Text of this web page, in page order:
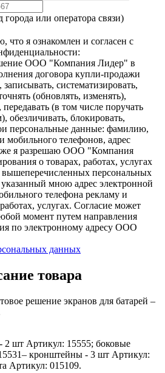
или оператора связи)
я ознакомлен и согласен с
ООО "Компания Лидер" в
договора купли-продажи
систематизировать,
(обновлять, изменять),
передавать (в том числе поручать
обезличивать, блокировать,
персональные данные: фамилию,
мобильного телефонов, адрес
я разрешаю ООО "Компания
о товарах, работах, услугах
вышеперечисленных персональных
мною адрес электронной
телефона рекламу и
услугах. Согласие может
момент путем направления
по электронному адресу ООО
данных
товара
решение экранов для батарей –
шт Артикул: 15555; боковые
кронштейны - 3 шт Артикул:
Артикул: 015109.